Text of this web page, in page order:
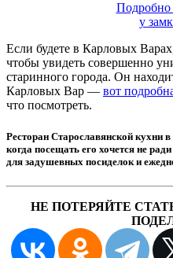
Подробно
у
Если будете в Карловых
чтобы увидеть совершенно
старинного города. Он
Карловых Вар — вот
что посмотреть.
Ресторан Старославянской кухни
когда посещать его хочется не
для задушевных посиделок и
НЕ ПОТЕРЯЙТЕ